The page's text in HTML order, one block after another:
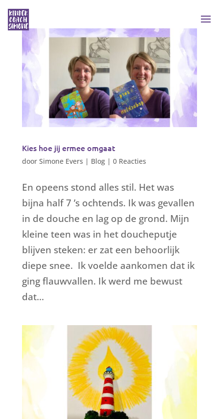
Kies hoe jij ermee omgaat
door Simone Evers | Blog| 0 Reacties
En opeens stond alles stil. Het was
bijna half 7 ’s ochtends. Ik was gevallen
in de douche en lag op de grond. Mijn
kleine teen was in het doucheputje
blijven steken: er zat een behoorlijk
diepe snee. Ik voelde aankomen dat ik
ging flauwvallen. Ik werd me bewust
dat...